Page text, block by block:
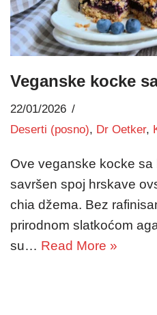
Veganske kocke
22/01/2026
Deserti (posno), Dr Oetker,
Ove veganske kocke sa
savršen spoj hrskave
chia džema. Bez
prirodnom slatkoćom
su… Read More »